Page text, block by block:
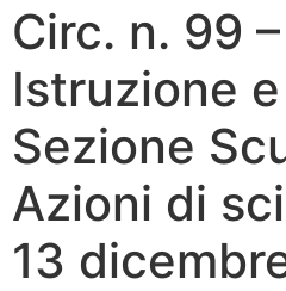
Circ. n. 99
Istruzione
Sezione
Azioni di
13